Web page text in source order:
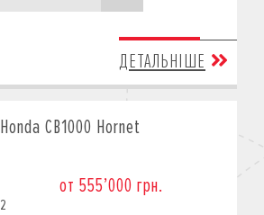
ДЕТАЛЬНІШЕ
Honda CB1000 Hornet
от 555’000 грн.
2